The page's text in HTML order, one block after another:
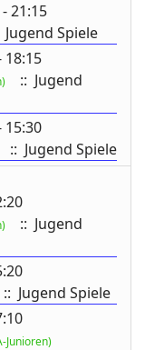
21:15
Jugend Spiele
18:15
:: Jugend
15:30
:: Jugend Spiele
:: Jugend
:: Jugend Spiele
Junioren)